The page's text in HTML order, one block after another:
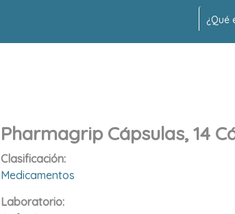
Pharmagrip Cápsulas, 14
Clasificación:
Medicamentos
Laboratorio: